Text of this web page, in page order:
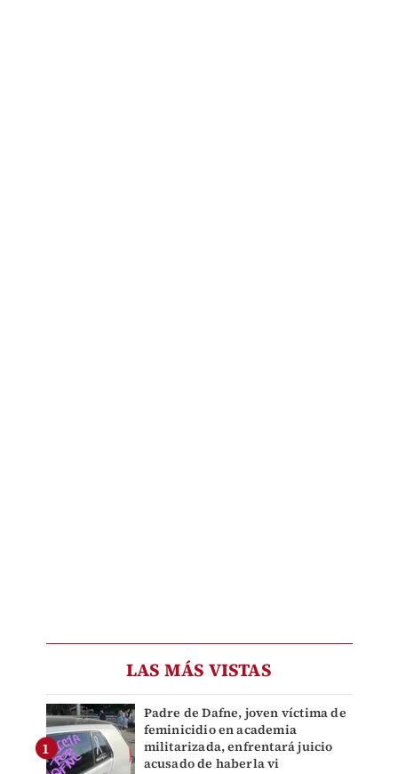
LAS MÁS VISTAS
Padre de Dafne, joven víctima de
feminicidio en academia
militarizada, enfrentará juicio
acusado de haberla vi